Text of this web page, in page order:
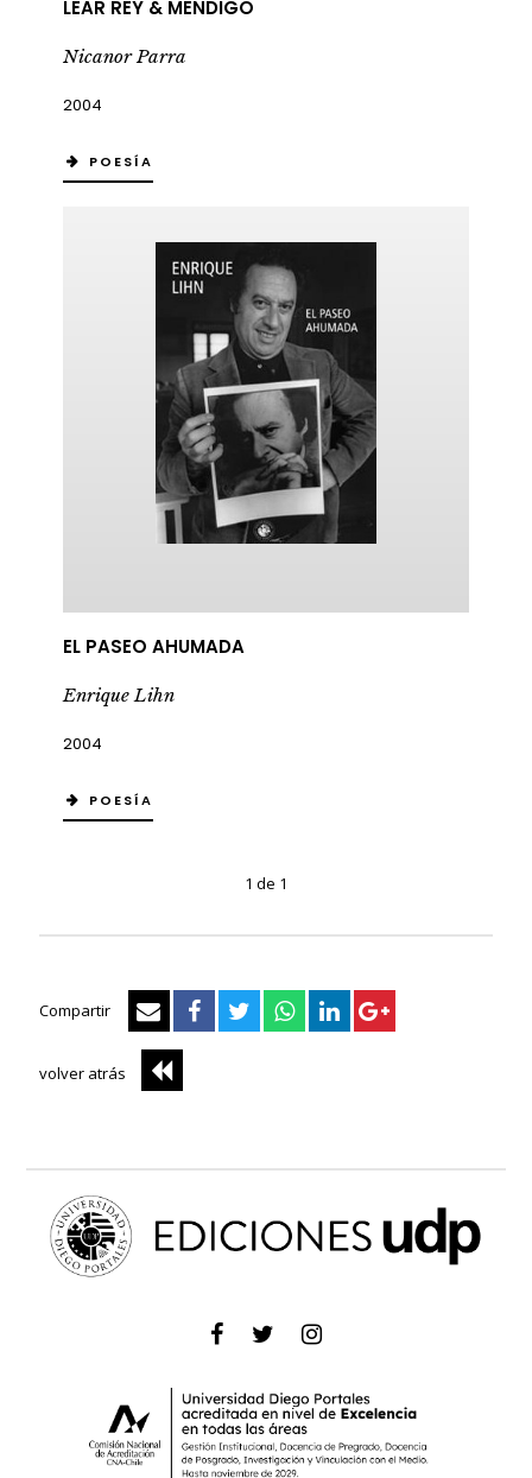
LEAR REY & MENDIGO
Nicanor Parra
2004
POESÍA
EL PASEO AHUMADA
Enrique Lihn
2004
POESÍA
1 de 1
Compartir
volver atrás